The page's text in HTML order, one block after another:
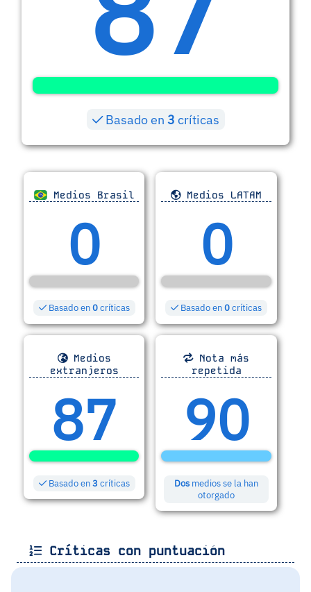
Basado en 3 críticas
Medios Brasil
0
Basado en0críticas
Medios LATAM
0
Basado en0críticas
Medios
extranjeros
87
Basado en3 críticas
Nota más
repetida
90
Dos medios se la han
otorgado
Críticas con puntuación